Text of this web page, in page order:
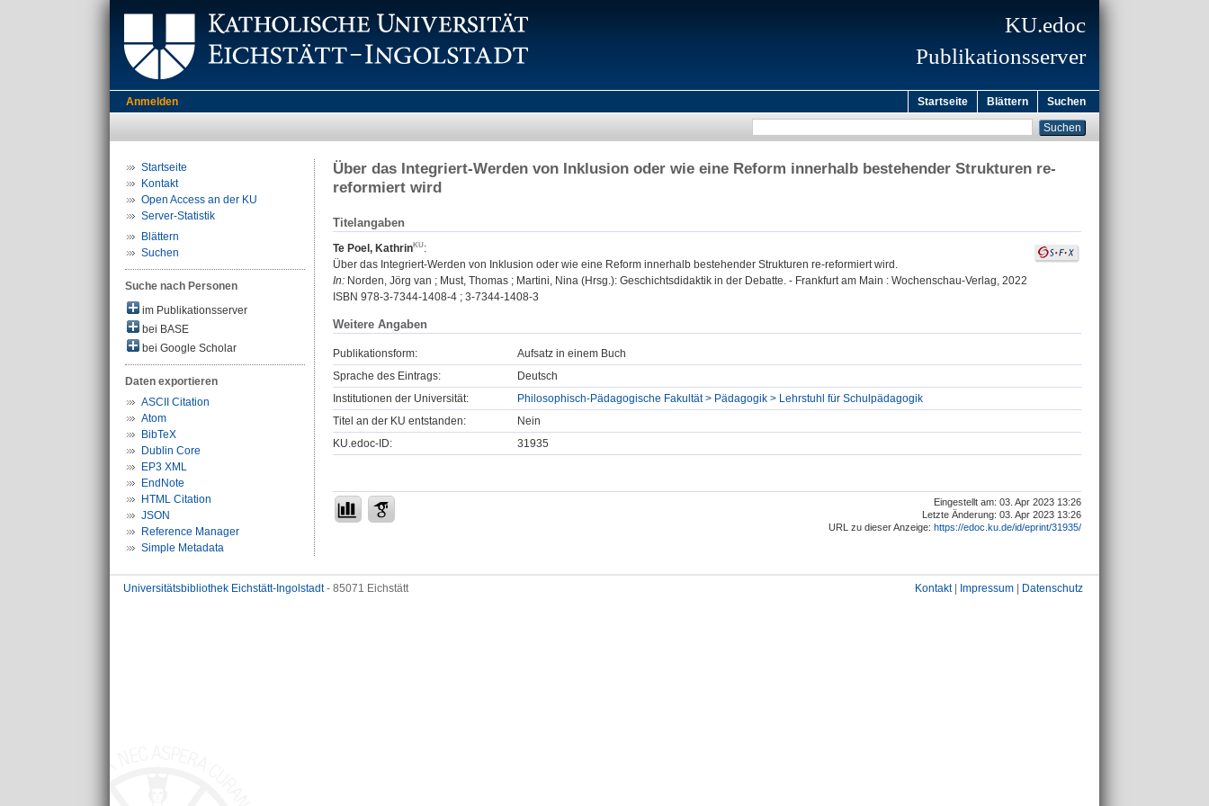
KU.edoc
Publikationsserver
Anmelden Startseite Blättern Suchen
Startseite
Kontakt
Open Access an der KU
Server-Statistik
Blättern
Suchen
Suche nach Personen
im Publikationsserver
bei BASE
bei Google Scholar
Daten exportieren
ASCII Citation
Atom
BibTeX
Dublin Core
EP3 XML
EndNote
HTML Citation
JSON
Reference Manager
Simple Metadata
Über das Integriert-Werden von Inklusion oder wie eine Reform innerhalb bestehender Strukturen re-
reformiert wird
Titelangaben
Te Poel, Kathrin
:
Über das Integriert-Werden von Inklusion oder wie eine Reform innerhalb bestehender Strukturen re-reformiert wird.
In: Norden, Jörg van ; Must, Thomas ; Martini, Nina (Hrsg.): Geschichtsdidaktik in der Debatte. - Frankfurt am Main : Wochenschau-Verlag, 2022
ISBN 978-3-7344-1408-4 ; 3-7344-1408-3
Weitere Angaben
Publikationsform:
Aufsatz in einem Buch
Sprache des Eintrags:
Deutsch
Institutionen der Universität:
Philosophisch-Pädagogische Fakultät > Pädagogik > Lehrstuhl für Schulpädagogik
Titel an der KU entstanden:
Nein
KU.edoc-ID:
31935
Eingestellt am: 03. Apr 2023 13:26
Letzte Änderung: 03. Apr 2023 13:26
URL zu dieser Anzeige: https://edoc.ku.de/id/eprint/31935/
Universitätsbibliothek Eichstätt-Ingolstadt- 85071 Eichstätt Kontakt| Impressum Datenschutz